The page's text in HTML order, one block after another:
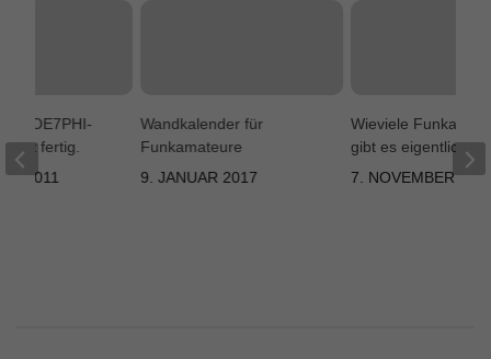
Wandkalender für
Funkamateure
9. JANUAR 2017
Wieviele
gibt es eigentlich?
7. NOVEMBER
OE7PHI-
ist fertig.
2011